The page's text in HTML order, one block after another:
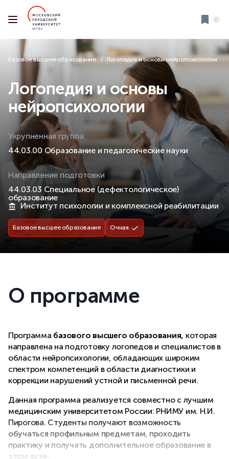
0
Базовое высшее образование Логопедия и основы нейропсихологии
Логопедия и основы
нейропсихологии
Укрупненная группа
44.03.00 Образование и педагогические науки
Направление подготовки
44.03.03 Специальное (дефектологическое)
образование
Институт психологии и комплексной реабилитации
Базовое высшее образование Очная
О программе
Программа базового высшего образования, которая
направлена на подготовку логопедов и специалистов в
области нейропсихологии, обладающих широким
спектром компетенций в области диагностики и
коррекции нарушений устной и письменной речи.
Данная программа реализуется совместно с лучшим
медицинским университетом России: РНИМУ им. Н.И.
Пирогова. Студенты получают возможность
обучаться профильным предметам, проходить
практику и получать дополнительное образование в
этом вузе.